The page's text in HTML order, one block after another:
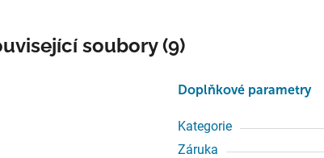
soubory (9)
Doplňkové parametry
Kategorie
Záruka